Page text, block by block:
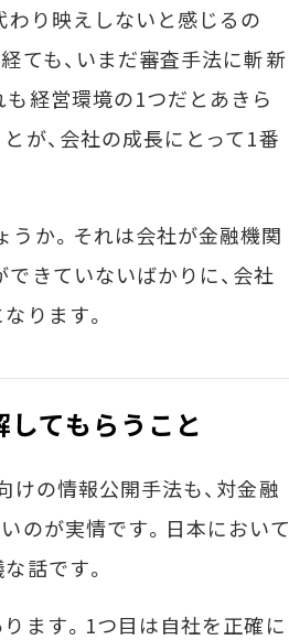
り映えしないと感じるの
ても、いまだ審査手法に斬新
経営環境の1つだとあきら
が、会社の成長にとって1番
か。それは会社が金融機関
きていないばかりに、会社
ります。
てもらうこと
の情報公開手法も、対金融
のが実情です。日本において
話です。
ます。1つ目は自社を正確に